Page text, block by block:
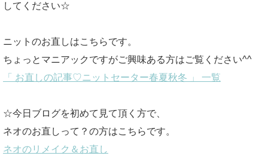
してください☆
ニットのお直しはこちらです。
ちょっとマニアックですがご興味ある方はご覧ください^^
「 お直しの記事♡ニットセーター春夏秋冬 」 一覧
☆今日ブログを初めて見て頂く方で、
ネオのお直しって？の方はこちらです。
ネオのリメイク＆お直し